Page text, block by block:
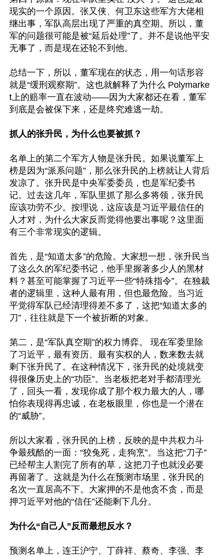
现实的一个原因。张又侠、何卫东这些军方大佬相
继出事，军队高层出现了严重的真空期。所以，董
军的问题很可能是被“延后处理”了。并不是说他平安
无事了，而是现在还轮不到他。
总结一下，所以，董军现在的状态，用一句话形容
就是“缓刑观察期”。这也就解释了为什么 Polymarke
t上的赔率一直在波动——因为大家都还在看，董军
到底是会被保下来，还是终究难逃一劫。
抓人的张升民，为什么也要被抓？
名单上的第二个军方人物是张升民。如果说董军上
榜是因为“派系问题”，那么张升民的上榜就让人背后
发凉了。张升民是中央军委委员，也是军纪委书
记。过去这几年，军队里抓了那么多将领，张升民
应该功劳不少。按理说，这应该是习近平最信任的
人才对，为什么大家反而觉得他要出事呢？这里面
有三个非常现实的逻辑。
首先，是“知道太多”的危险。大家想一想，张升民当
了这么久的军纪委书记，他手里握著多少人的黑材
料？甚至可能掌握了习近平一些“特殊指令”。在独裁
者的逻辑里，这种人最有用，但也最危险。当习近
平觉得军队已经清理得差不多了，这把“知道太多的
刀”，往往就是下一个被折断的对象。
第二，是“军队真空期”的权力博弈。 现在军委里除
了习近平，最有资历、最有实权的人，数来数去就
剩下张升民了。在这种情况下，张升民的处境就变
得很像历史上的“功臣”。当老板把老对手都清理光
了，回头一看，发现你成了那个权力最大的人，哪
怕你表现得再忠诚，在老板眼里，你也是一个潜在
的“威胁”。
所以大家看，张升民的上榜，反映的是中共权力斗
争最残酷的一面：“狡兔死，走狗烹”。当这把“刀子”
已经帮主人割完了所有的草，这把刀子也就没必要
再留著了。这就是为什么在预测市场里，张升民的
名次一直居高不下。大家押的不是他贪不贪，而是
押习近平对他的“信任”还能剩下几分。
为什么“自己人”反而最想反水？
预测名单上，连王沪宁、丁薛祥、蔡奇、李强、李